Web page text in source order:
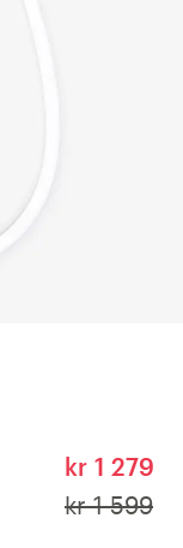
kr 1 279
kr 1 599